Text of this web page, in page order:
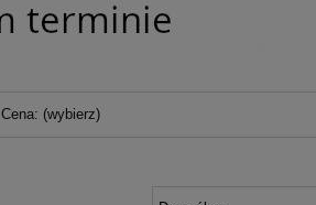
Cena: (wybierz)